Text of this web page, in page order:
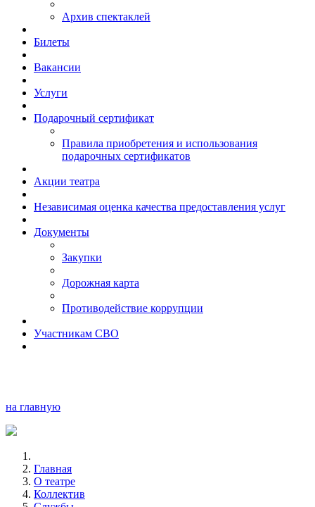
Архив спектаклей
Билеты
Вакансии
Услуги
Подарочный сертификат
Правила приобретения и использования
подарочных сертификатов
Акции театра
Независимая оценка качества предоставления услуг
Документы
Закупки
Дорожная карта
Противодействие коррупции
Участникам СВО
на главную
Главная
О театре
Коллектив